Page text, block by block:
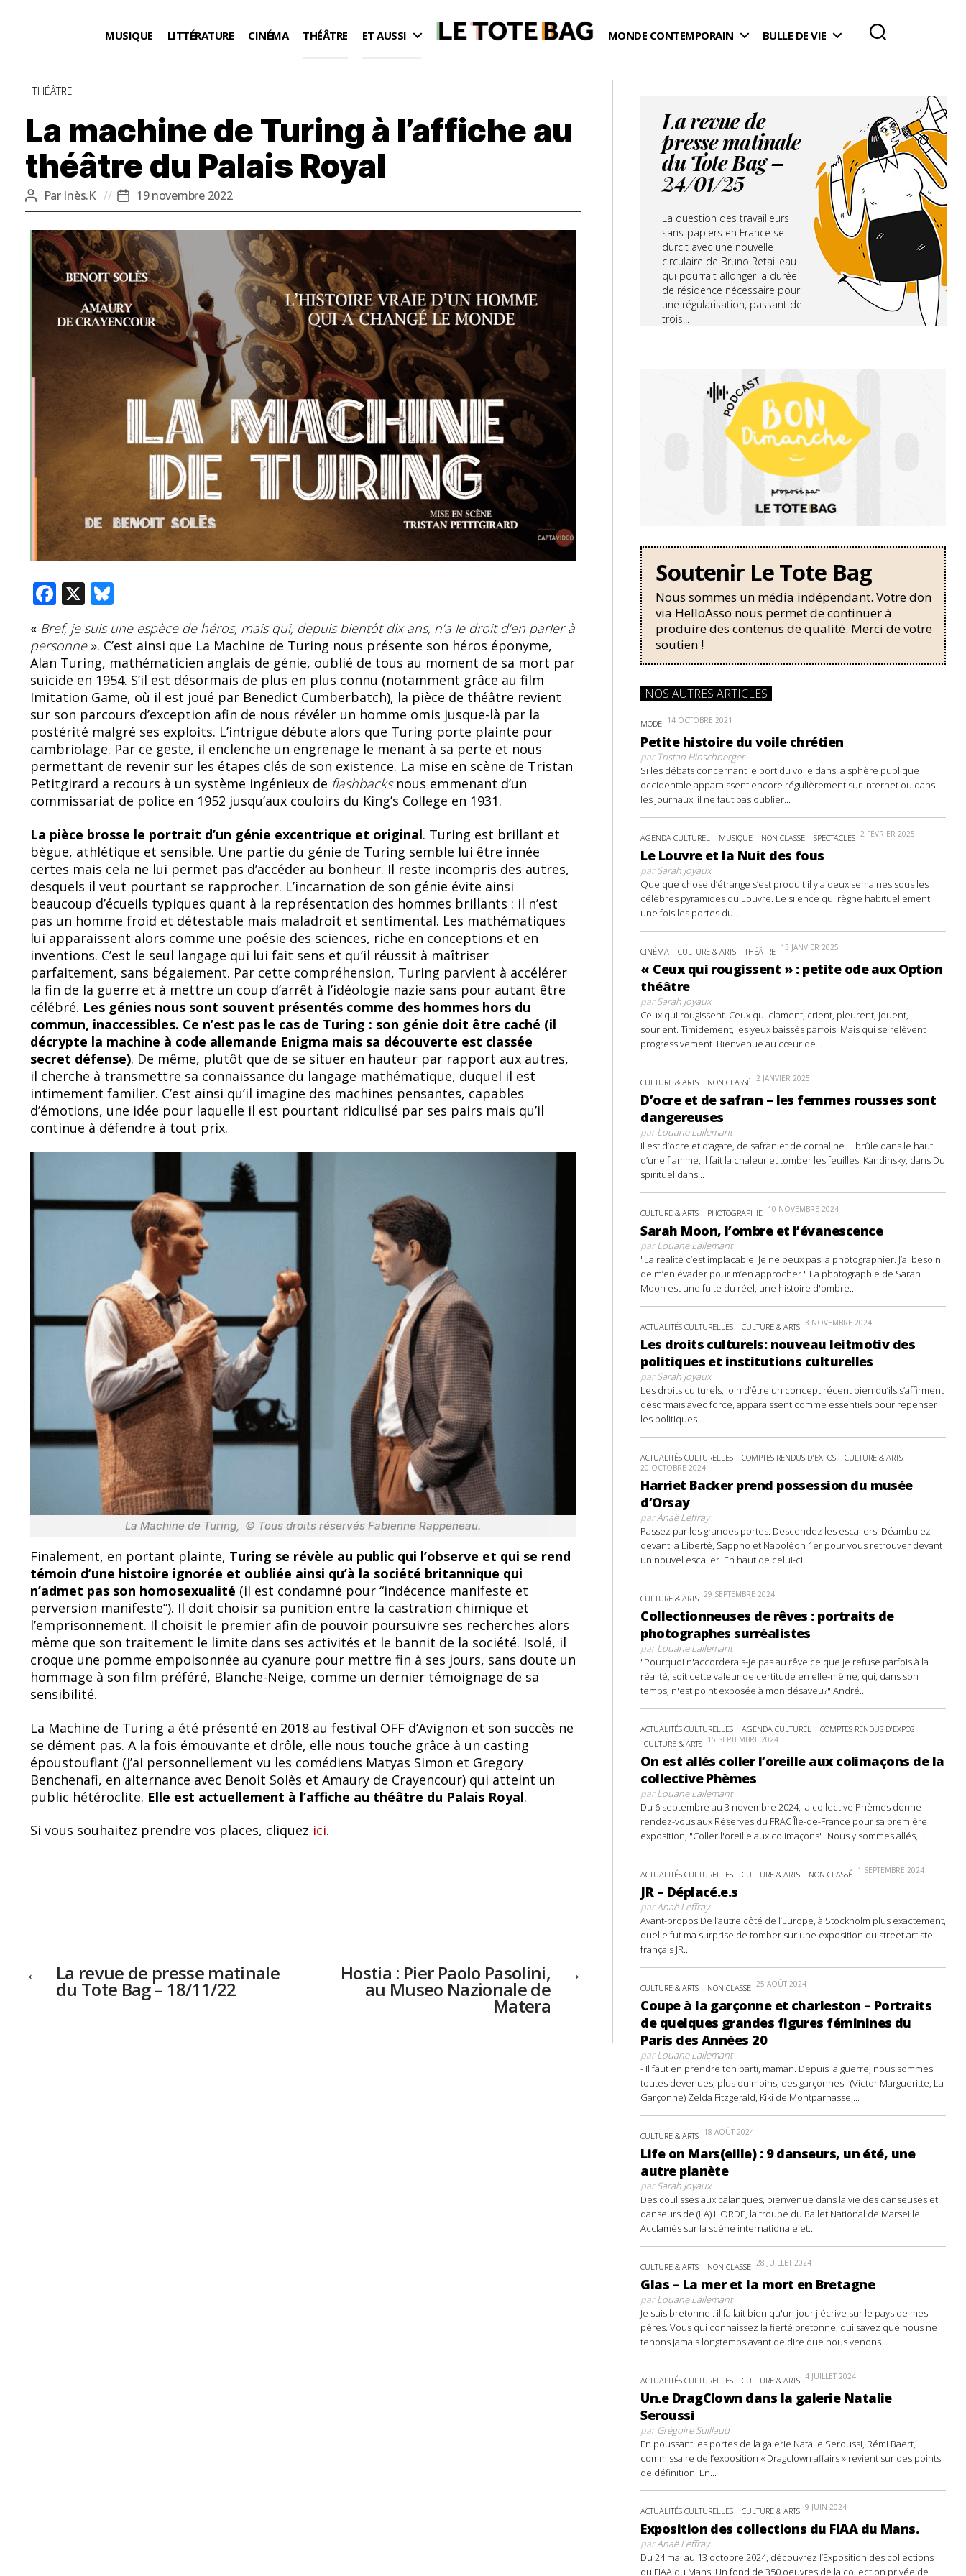
MUSIQUE LITTÉRATURE CINÉMA THÉÂTRE ET AUSSI MONDE CONTEMPORAIN BULLE DE VIE
Catégories
THÉÂTRE
La machine de Turing à l’affiche au
théâtre du Palais Royal
Auteur
de
l’article
Par Inès.K
Date
de
l’article
19 novembre 2022
F
ac
e
b
o
o
k
X
e
sk
y
« Bref, je suis une espèce de héros, mais qui, depuis bientôt dix ans, n’a le droit d’en parler à
personne». C’est ainsi que La Machine de Turing nous présente son héros éponyme,
Alan Turing, mathématicien anglais de génie, oublié de tous au moment de sa mort par
suicide en 1954. S’il est désormais de plus en plus connu (notamment grâce au film
Imitation Game, où il est joué par Benedict Cumberbatch), la pièce de théâtre revient
sur son parcours d’exception afin de nous révéler un homme omis jusque-là par la
postérité malgré ses exploits. L’intrigue débute alors que Turing porte plainte pour
cambriolage. Par ce geste, il enclenche un engrenage le menant à sa perte et nous
permettant de revenir sur les étapes clés de son existence. La mise en scène de Tristan
Petitgirard a recours à un système ingénieux de flashbacksnous emmenant d’un
commissariat de police en 1952 jusqu’aux couloirs du King’s College en 1931.
La pièce brosse le portrait d’un génie excentrique et original. Turing est brillant et
bègue, athlétique et sensible. Une partie du génie de Turing semble lui être innée
certes mais cela ne lui permet pas d’accéder au bonheur. Il reste incompris des autres,
desquels il veut pourtant se rapprocher. L’incarnation de son génie évite ainsi
beaucoup d’écueils typiques quant à la représentation des hommes brillants : il n’est
pas un homme froid et détestable mais maladroit et sentimental. Les mathématiques
lui apparaissent alors comme une poésie des sciences, riche en conceptions et en
inventions. C’est le seul langage qui lui fait sens et qu’il réussit à maîtriser
parfaitement, sans bégaiement. Par cette compréhension, Turing parvient à accélérer
la fin de la guerre et à mettre un coup d’arrêt à l’idéologie nazie sans pour autant être
célébré. Les génies nous sont souvent présentés comme des hommes hors du
commun, inaccessibles. Ce n’est pas le cas de Turing : son génie doit être caché (il
décrypte la machine à code allemande Enigma mais sa découverte est classée
secret défense). De même, plutôt que de se situer en hauteur par rapport aux autres,
il cherche à transmettre sa connaissance du langage mathématique, duquel il est
intimement familier. C’est ainsi qu’il imagine des machines pensantes, capables
d’émotions, une idée pour laquelle il est pourtant ridiculisé par ses pairs mais qu’il
continue à défendre à tout prix.
La Machine de Turing, © Tous droits réservés Fabienne Rappeneau.
Finalement, en portant plainte, Turing se révèle au public qui l’observe et qui se rend
témoin d’une histoire ignorée et oubliée ainsi qu’à la société britannique qui
n’admet pas son homosexualité (il est condamné pour “indécence manifeste et
perversion manifeste”). Il doit choisir sa punition entre la castration chimique et
l’emprisonnement. Il choisit le premier afin de pouvoir poursuivre ses recherches alors
même que son traitement le limite dans ses activités et le bannit de la société. Isolé, il
croque une pomme empoisonnée au cyanure pour mettre fin à ses jours, sans doute un
hommage à son film préféré, Blanche-Neige, comme un dernier témoignage de sa
sensibilité.
La Machine de Turing a été présenté en 2018 au festival OFF d’Avignon et son succès ne
se dément pas. A la fois émouvante et drôle, elle nous touche grâce à un casting
époustouflant (j’ai personnellement vu les comédiens Matyas Simon et Gregory
Benchenafi, en alternance avec Benoit Solès et Amaury de Crayencour) qui atteint un
public hétéroclite. Elle est actuellement à l’affiche au théâtre du Palais Royal.
Si vous souhaitez prendre vos places, cliquez ici.
← La revue de presse matinale
du Tote Bag – 18/11/22
→
Hostia : Pier Paolo Pasolini,
au Museo Nazionale de
Matera
La revue de
presse matinale
du Tote Bag –
24/01/25
La question des travailleurs
sans-papiers en France se
durcit avec une nouvelle
circulaire de Bruno Retailleau
qui pourrait allonger la durée
de résidence nécessaire pour
une régularisation, passant de
trois...
Soutenir Le Tote Bag
Nous sommes un média indépendant. Votre don
via HelloAsso nous permet de continuer à
produire des contenus de qualité. Merci de votre
soutien !
NOS AUTRES ARTICLES
MODE 14 OCTOBRE 2021
Petite histoire du voile chrétien
parTristan Hinschberger
Si les débats concernant le port du voile dans la sphère publique
occidentale apparaissent encore régulièrement sur internet ou dans
les journaux, il ne faut pas oublier...
AGENDA CULTUREL MUSIQUE NON CLASSÉ SPECTACLES 2 FÉVRIER 2025
Le Louvre et la Nuit des fous
parSarah Joyaux
Quelque chose d’étrange s’est produit il y a deux semaines sous les
célèbres pyramides du Louvre. Le silence qui règne habituellement
une fois les portes du...
CINÉMA CULTURE & ARTS THÉÂTRE 13 JANVIER 2025
« Ceux qui rougissent » : petite ode aux Option
théâtre
parSarah Joyaux
Ceux qui rougissent. Ceux qui clament, crient, pleurent, jouent,
sourient. Timidement, les yeux baissés parfois. Mais qui se relèvent
progressivement. Bienvenue au cœur de...
CULTURE & ARTS NON CLASSÉ 2 JANVIER 2025
D’ocre et de safran – les femmes rousses sont
dangereuses
parLouane Lallemant
Il est d’ocre et d’agate, de safran et de cornaline. Il brûle dans le haut
d’une flamme, il fait la chaleur et tomber les feuilles. Kandinsky, dans Du
spirituel dans...
CULTURE & ARTS PHOTOGRAPHIE 10 NOVEMBRE 2024
Sarah Moon, l’ombre et l’évanescence
parLouane Lallemant
"La réalité c’est implacable. Je ne peux pas la photographier. J’ai besoin
de m’en évader pour m’en approcher." La photographie de Sarah
Moon est une fuite du réel, une histoire d'ombre...
ACTUALITÉS CULTURELLES CULTURE & ARTS 3 NOVEMBRE 2024
Les droits culturels: nouveau leitmotiv des
politiques et institutions culturelles
parSarah Joyaux
Les droits culturels, loin d’être un concept récent bien qu’ils s’affirment
désormais avec force, apparaissent comme essentiels pour repenser
les politiques...
ACTUALITÉS CULTURELLES COMPTES RENDUS D'EXPOS CULTURE & ARTS
20 OCTOBRE 2024
Harriet Backer prend possession du musée
d’Orsay
parAnaë Leffray
Passez par les grandes portes. Descendez les escaliers. Déambulez
devant la Liberté, Sappho et Napoléon 1er pour vous retrouver devant
un nouvel escalier. En haut de celui-ci...
CULTURE & ARTS 29 SEPTEMBRE 2024
Collectionneuses de rêves : portraits de
photographes surréalistes
parLouane Lallemant
"Pourquoi n'accorderais-je pas au rêve ce que je refuse parfois à la
réalité, soit cette valeur de certitude en elle-même, qui, dans son
temps, n'est point exposée à mon désaveu?" André...
ACTUALITÉS CULTURELLES AGENDA CULTUREL
COMPTES RENDUS D'EXPOS
CULTURE & ARTS 15 SEPTEMBRE 2024
On est allés coller l’oreille aux colimaçons de la
collective Phèmes
parLouane Lallemant
Du 6 septembre au 3 novembre 2024, la collective Phèmes donne
rendez-vous aux Réserves du FRAC Île-de-France pour sa première
exposition, "Coller l'oreille aux colimaçons". Nous y sommes allés,...
ACTUALITÉS CULTURELLES CULTURE & ARTS NON CLASSÉ 1 SEPTEMBRE 2024
JR – Déplacé.e.s
parAnaë Leffray
Avant-propos De l’autre côté de l’Europe, à Stockholm plus exactement,
quelle fut ma surprise de tomber sur une exposition du street artiste
français JR....
CULTURE & ARTS NON CLASSÉ 25 AOÛT 2024
Coupe à la garçonne et charleston – Portraits
de quelques grandes figures féminines du
Paris des Années 20
parLouane Lallemant
- Il faut en prendre ton parti, maman. Depuis la guerre, nous sommes
toutes devenues, plus ou moins, des garçonnes ! (Victor Margueritte, La
Garçonne) Zelda Fitzgerald, Kiki de Montparnasse,...
CULTURE & ARTS 18 AOÛT 2024
Life on Mars(eille) : 9 danseurs, un été, une
autre planète
parSarah Joyaux
Des coulisses aux calanques, bienvenue dans la vie des danseuses et
danseurs de (LA) HORDE, la troupe du Ballet National de Marseille.
Acclamés sur la scène internationale et...
CULTURE & ARTS NON CLASSÉ 28 JUILLET 2024
Glas – La mer et la mort en Bretagne
parLouane Lallemant
Je suis bretonne : il fallait bien qu'un jour j'écrive sur le pays de mes
pères. Vous qui connaissez la fierté bretonne, qui savez que nous ne
tenons jamais longtemps avant de dire que nous venons...
ACTUALITÉS CULTURELLES CULTURE & ARTS 4 JUILLET 2024
Un.e DragClown dans la galerie Natalie
Seroussi
parGrégoire Suillaud
En poussant les portes de la galerie Natalie Seroussi, Rémi Baert,
commissaire de l’exposition « Dragclown affairs » revient sur des points
de définition. En...
ACTUALITÉS CULTURELLES CULTURE & ARTS 9 JUIN 2024
Exposition des collections du FIAA du Mans.
parAnaë Leffray
Du 24 mai au 13 octobre 2024, découvrez l’Exposition des collections
du FIAA du Mans. Un fond de 350 oeuvres de la collection privée de